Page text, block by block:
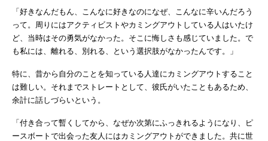
「好きなんだもん、こんなに好きなのになぜ、こんなに辛いんだろう
って。周りにはアクティビストやカミングアウトしている人はいたけ
ど、当時はその勇気がなかった。そこに悔しさも感じていました。で
も私には、離れる、別れる、という選択肢がなかったんです。」
特に、昔から自分のことを知っている人達にカミングアウトすること
は難しい。それまでストレートとして、彼氏がいたこともあるため、
余計に話しづらいという。
「付き合って暫くしてから、なぜか次第にふっきれるようになり、ピ
ースボートで出会った友人にはカミングアウトができました。共に世